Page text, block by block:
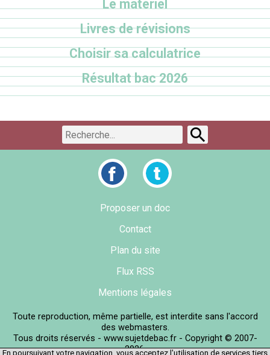
Le matériel
Livres de révisions
Choisir sa calculatrice
Résultat bac 2026
Proposer un doc
Contact
Plan du site
Flux RSS
Mentions légales
Toute reproduction, même partielle, est interdite sans l'accord
des webmasters.
Tous droits réservés - www.sujetdebac.fr - Copyright © 2007-
2026.
En poursuivant votre navigation, vous acceptez l'utilisation de services tiers